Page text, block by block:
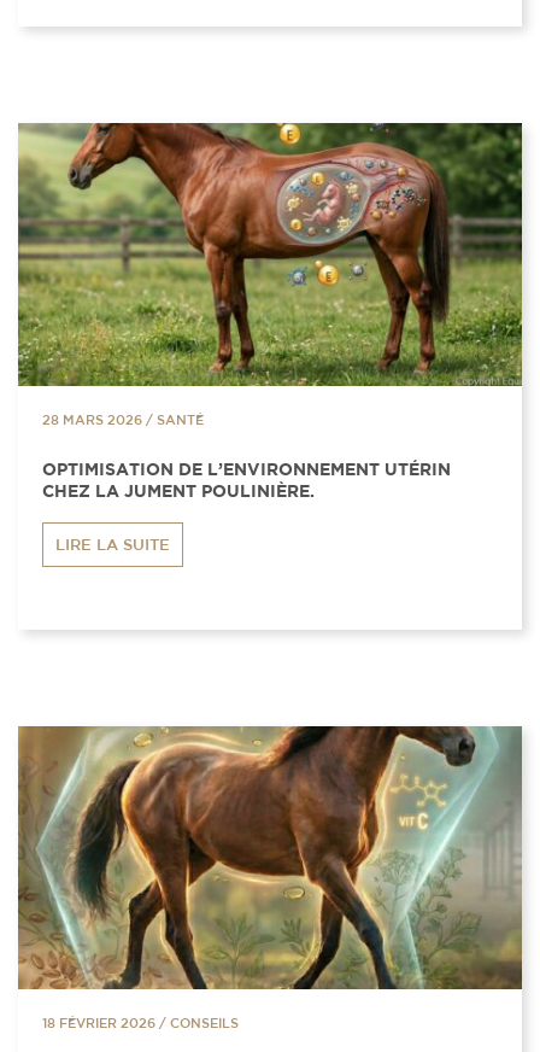
28 MARS 2026 / SANTÉ
OPTIMISATION DE L’ENVIRONNEMENT UTÉRIN
CHEZ LA JUMENT POULINIÈRE.
LIRE LA SUITE
18 FÉVRIER 2026 / CONSEILS